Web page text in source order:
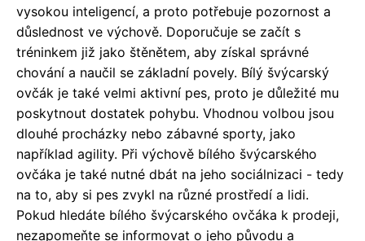
vysokou inteligencí, a proto potřebuje pozornost a
důslednost ve výchově. Doporučuje se začít s
tréninkem již jako štěnětem, aby získal správné
chování a naučil se základní povely. Bílý švýcarský
ovčák je také velmi aktivní pes, proto je důležité mu
poskytnout dostatek pohybu. Vhodnou volbou jsou
dlouhé procházky nebo zábavné sporty, jako
například agility. Při výchově bílého švýcarského
ovčáka je také nutné dbát na jeho sociálnizaci - tedy
na to, aby si pes zvykl na různé prostředí a lidi.
Pokud hledáte bílého švýcarského ovčáka k prodeji,
nezapomeňte se informovat o jeho původu a